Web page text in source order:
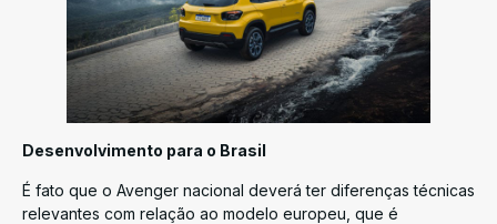
Desenvolvimento para o Brasil
É fato que o Avenger nacional deverá ter diferenças técnicas
relevantes com relação ao modelo europeu, que é